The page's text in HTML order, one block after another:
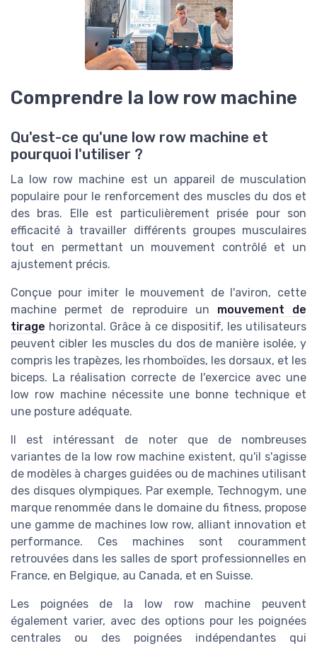
Comprendre la low row machine
Qu'est-ce qu'une low row machine et
pourquoi l'utiliser ?
La low row machine est un appareil de musculation
populaire pour le renforcement des muscles du dos et
des bras. Elle est particulièrement prisée pour son
efficacité à travailler différents groupes musculaires
tout en permettant un mouvement contrôlé et un
ajustement précis.
Conçue pour imiter le mouvement de l'aviron, cette
machine permet de reproduire un mouvement de
tirage horizontal. Grâce à ce dispositif, les utilisateurs
peuvent cibler les muscles du dos de manière isolée, y
compris les trapèzes, les rhomboïdes, les dorsaux, et les
biceps. La réalisation correcte de l'exercice avec une
low row machine nécessite une bonne technique et
une posture adéquate.
Il est intéressant de noter que de nombreuses
variantes de la low row machine existent, qu'il s'agisse
de modèles à charges guidées ou de machines utilisant
des disques olympiques. Par exemple, Technogym, une
marque renommée dans le domaine du fitness, propose
une gamme de machines low row, alliant innovation et
performance. Ces machines sont couramment
retrouvées dans les salles de sport professionnelles en
France, en Belgique, au Canada, et en Suisse.
Les poignées de la low row machine peuvent
également varier, avec des options pour les poignées
centrales ou des poignées indépendantes qui